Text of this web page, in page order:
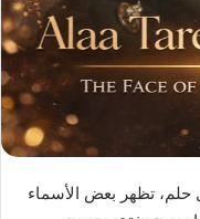
تظهر بعض الأسماء